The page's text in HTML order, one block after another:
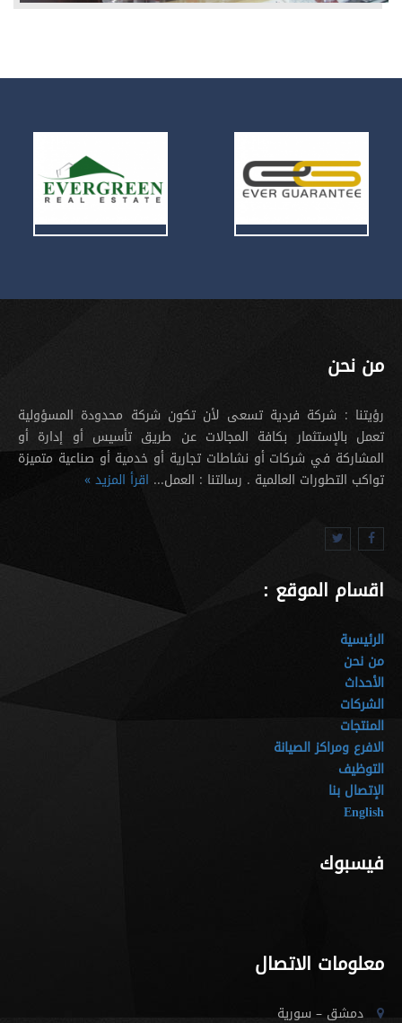
من نحن
رؤيتنا : شركة فردية تسعى لأن تكون شركة محدودة المسؤولية
تعمل بالإستثمار بكافة المجالات عن طريق تأسيس أو إدارة أو
المشاركة في شركات أو نشاطات تجارية أو خدمية أو صناعية متميزة
تواكب التطورات العالمية . رسالتنا : العمل... اقرأ المزيد »
اقسام الموقع :
الرئيسية
من نحن
الأحداث
الشركات
المنتجات
الافرع ومراكز الصيانة
التوظيف
الإتصال بنا
English
فيسبوك
معلومات الاتصال
دمشق – سورية